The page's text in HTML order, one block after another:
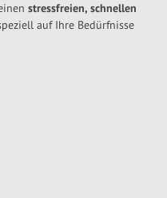
stressfreien, schnellen
auf Ihre Bedürfnisse